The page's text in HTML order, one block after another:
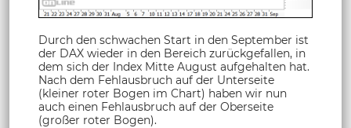
Durch den schwachen Start in den September ist
der DAX wieder in den Bereich zurückgefallen, in
dem sich der Index Mitte August aufgehalten hat.
Nach dem Fehlausbruch auf der Unterseite
(kleiner roter Bogen im Chart) haben wir nun
auch einen Fehlausbruch auf der Oberseite
(großer roter Bogen).